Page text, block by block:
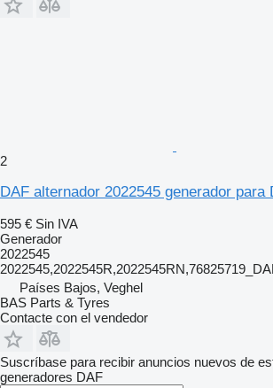
2
DAF alternador 2022545 generador para
595 € Sin IVA
Generador
2022545
Países Bajos, Veghel
BAS Parts & Tyres
Contacte con el vendedor
Suscríbase para recibir anuncios nuevos de
generadores DAF